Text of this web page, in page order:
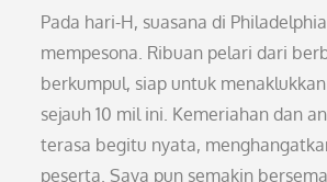
Pada hari-H, suasana di
mempesona. Ribuan pelari dari
berkumpul, siap untuk
sejauh 10 mil ini. Kemeriahan dan
terasa begitu nyata,
peserta. Saya pun semakin